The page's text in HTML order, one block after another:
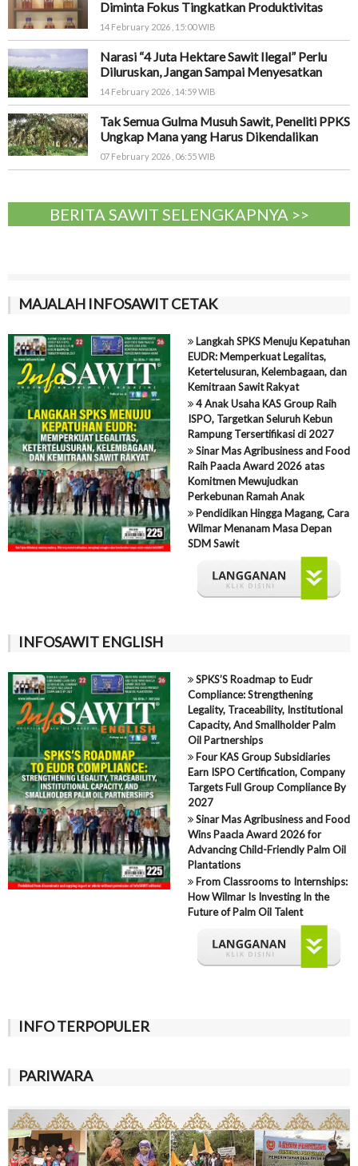
Diminta Fokus Tingkatkan Produktivitas
14 February 2026 , 15:00 WIB
Narasi “4 Juta Hektare Sawit Ilegal” Perlu
Diluruskan, Jangan Sampai Menyesatkan
14 February 2026 , 14:59 WIB
Tak Semua Gulma Musuh Sawit, Peneliti PPKS
Ungkap Mana yang Harus Dikendalikan
07 February 2026 , 06:55 WIB
BERITA SAWIT SELENGKAPNYA >>
MAJALAH INFOSAWIT CETAK
Langkah SPKS Menuju Kepatuhan
EUDR: Memperkuat Legalitas,
Ketertelusuran, Kelembagaan, dan
Kemitraan Sawit Rakyat
4 Anak Usaha KAS Group Raih
ISPO, Targetkan Seluruh Kebun
Rampung Tersertifikasi di 2027
Sinar Mas Agribusiness and Food
Raih Paacla Award 2026 atas
Komitmen Mewujudkan
Perkebunan Ramah Anak
Pendidikan Hingga Magang, Cara
Wilmar Menanam Masa Depan
SDM Sawit
INFOSAWIT ENGLISH
SPKS’S Roadmap to Eudr
Compliance: Strengthening
Legality, Traceability, Institutional
Capacity, And Smallholder Palm
Oil Partnerships
Four KAS Group Subsidiaries
Earn ISPO Certification, Company
Targets Full Group Compliance By
2027
Sinar Mas Agribusiness and Food
Wins Paacla Award 2026 for
Advancing Child-Friendly Palm Oil
Plantations
From Classrooms to Internships:
How Wilmar Is Investing In the
Future of Palm Oil Talent
INFO TERPOPULER
PARIWARA